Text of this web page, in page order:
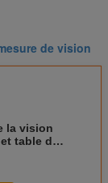
de vision
la vision
table de